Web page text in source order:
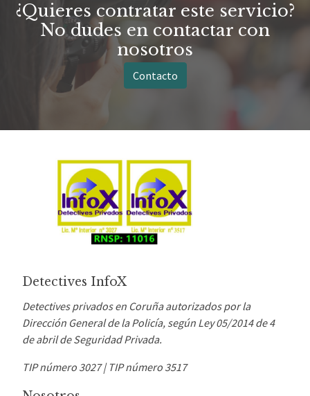
¿Quieres contratar este servicio?
No dudes en contactar con
nosotros
Contacto
Detectives InfoX
Detectives privados en Coruña autorizados por la
Dirección General de la Policía, según Ley 05/2014 de 4
de abril de Seguridad Privada.
TIP número 3027 | TIP número 3517